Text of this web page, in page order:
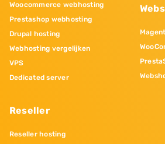
Woocommerce webhosting
Prestashop webhosting
Drupal hosting
Webhosting vergelijken
VPS
Dedicated server
Reseller
Reseller hosting